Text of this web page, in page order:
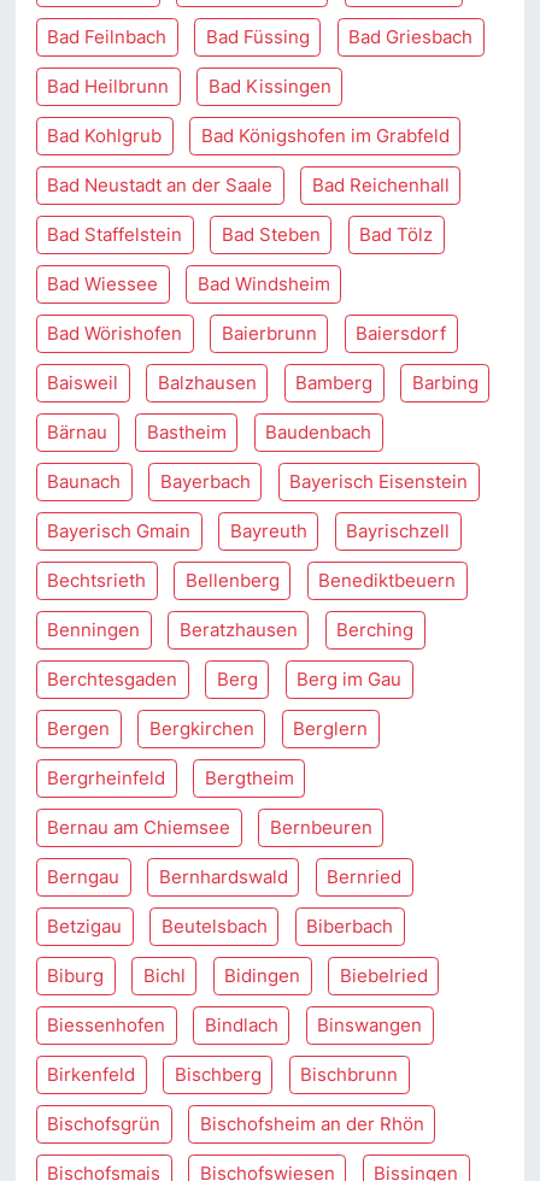
Bad Feilnbach Bad Füssing Bad Griesbach
Bad Heilbrunn Bad Kissingen
Bad Kohlgrub Bad Königshofen im Grabfeld
Bad Neustadt an der Saale Bad Reichenhall
Bad Staffelstein Bad Steben Bad Tölz
Bad Wiessee Bad Windsheim
Bad Wörishofen Baierbrunn Baiersdorf
Baisweil Balzhausen Bamberg Barbing
Bärnau Bastheim Baudenbach
Baunach Bayerbach Bayerisch Eisenstein
Bayerisch Gmain Bayreuth Bayrischzell
Bechtsrieth Bellenberg Benediktbeuern
Benningen Beratzhausen Berching
Berchtesgaden Berg Berg im Gau
Bergen Bergkirchen Berglern
Bergrheinfeld Bergtheim
Bernau am Chiemsee Bernbeuren
Berngau Bernhardswald Bernried
Betzigau Beutelsbach Biberbach
Biburg Bichl Bidingen Biebelried
Biessenhofen Bindlach Binswangen
Birkenfeld Bischberg Bischbrunn
Bischofsgrün Bischofsheim an der Rhön
Bischofsmais Bischofswiesen Bissingen